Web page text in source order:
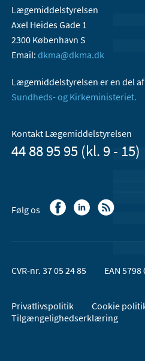
Lægemiddelstyrelsen
Axel Heides Gade 1
2300 København S
Email: dkma@dkma.dk
Lægemiddelstyrelsen er en del af
Sundheds- og Kirkeministeriet.
Kontakt Lægemiddelstyrelsen
44 88 95 95 (kl. 9 - 15)
Følg os
CVR-nr. 37 05 24 85 EAN 5798
Privatlivspolitik
Cookie
Tilgængelighedserklæring